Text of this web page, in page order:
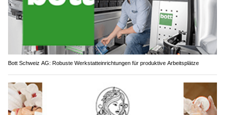
Bott Schweiz AG: Robuste Werkstatteinrichtungen für produktive Arbeitsplätze